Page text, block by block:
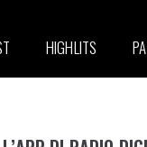
HIGHLITS